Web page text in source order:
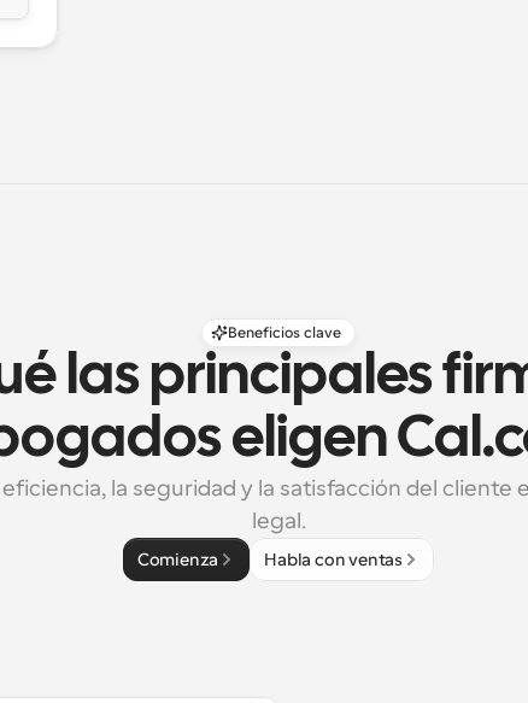
Beneficios clave
las principales
eligen
eficiencia, la seguridad y la satisfacción del cliente
legal.
Comienza Habla con ventas